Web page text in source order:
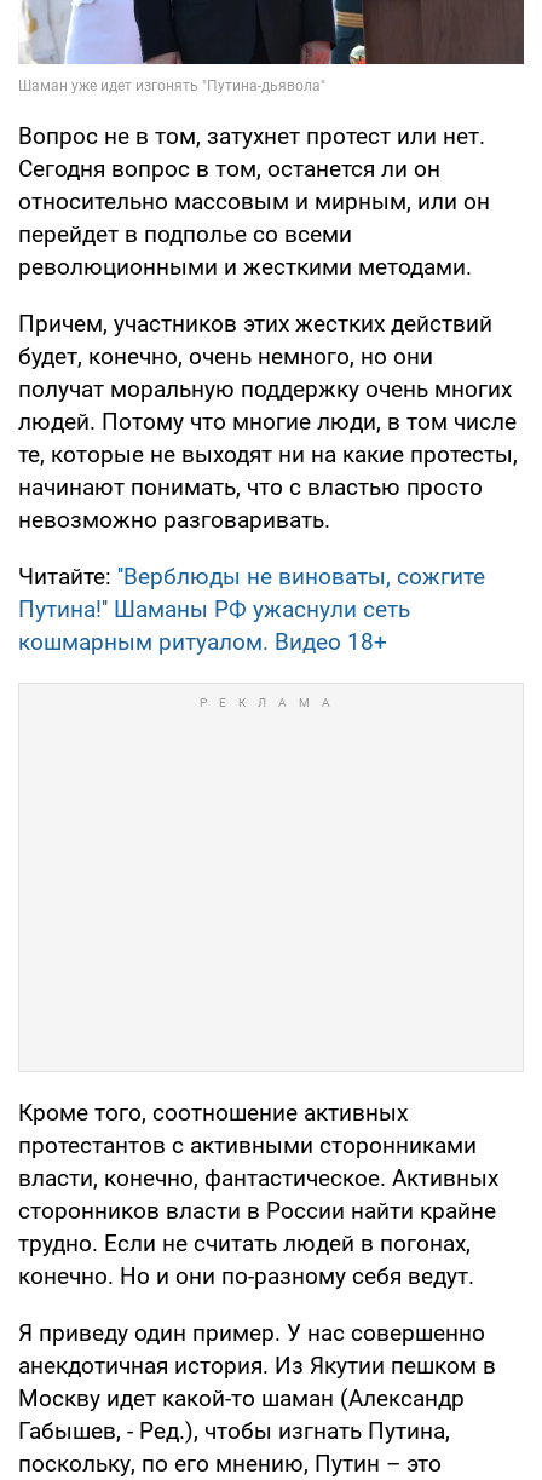
Вопрос не в том, затухнет протест или нет.
Сегодня вопрос в том, останется ли он
относительно массовым и мирным, или он
перейдет в подполье со всеми
революционными и жесткими методами.
Причем, участников этих жестких действий
будет, конечно, очень немного, но они
получат моральную поддержку очень многих
людей. Потому что многие люди, в том числе
те, которые не выходят ни на какие протесты,
начинают понимать, что с властью просто
невозможно разговаривать.
Читайте: ''Верблюды не виноваты, сожгите
Путина!'' Шаманы РФ ужаснули сеть
кошмарным ритуалом. Видео 18+
Кроме того, соотношение активных
протестантов с активными сторонниками
власти, конечно, фантастическое. Активных
сторонников власти в России найти крайне
трудно. Если не считать людей в погонах,
конечно. Но и они по-разному себя ведут.
Я приведу один пример. У нас совершенно
анекдотичная история. Из Якутии пешком в
Москву идет какой-то шаман (Александр
Габышев, - Ред.), чтобы изгнать Путина,
поскольку, по его мнению, Путин – это